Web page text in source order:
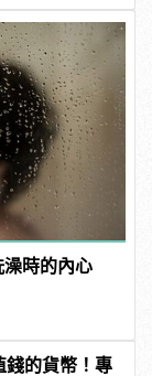
時的內心
錢的貨幣！專